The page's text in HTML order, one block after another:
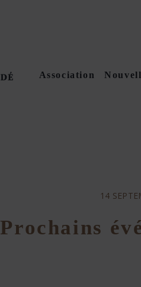
Association
14
Prochains